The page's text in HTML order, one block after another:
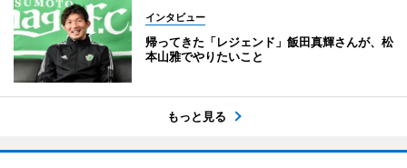
インタビュー
帰ってきた「レジェンド」飯田真輝さんが、松
本山雅でやりたいこと
もっと見る